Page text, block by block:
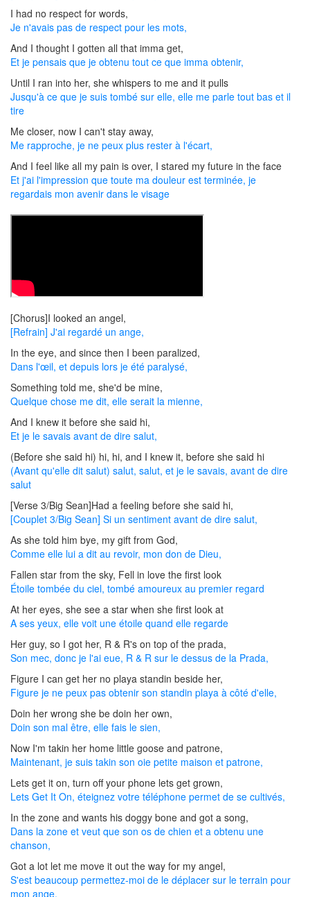
I had no respect for words,
Je n'avais pas de respect pour les mots,
And I thought I gotten all that imma get,
Et je pensais que je obtenu tout ce que imma obtenir,
Until I ran into her, she whispers to me and it pulls
Jusqu'à ce que je suis tombé sur elle, elle me parle tout bas et il
tire
Me closer, now I can't stay away,
Me rapproche, je ne peux plus rester à l'écart,
And I feel like all my pain is over, I stared my future in the face
Et j'ai l'impression que toute ma douleur est terminée, je
regardais mon avenir dans le visage
[Chorus]I looked an angel,
[Refrain] J'ai regardé un ange,
In the eye, and since then I been paralized,
Dans l'œil, et depuis lors je été paralysé,
Something told me, she'd be mine,
Quelque chose me dit, elle serait la mienne,
And I knew it before she said hi,
Et je le savais avant de dire salut,
(Before she said hi) hi, hi, and I knew it, before she said hi
(Avant qu'elle dit salut) salut, salut, et je le savais, avant de dire
salut
[Verse 3/Big Sean]Had a feeling before she said hi,
[Couplet 3/Big Sean] Si un sentiment avant de dire salut,
As she told him bye, my gift from God,
Comme elle lui a dit au revoir, mon don de Dieu,
Fallen star from the sky, Fell in love the first look
Étoile tombée du ciel, tombé amoureux au premier regard
At her eyes, she see a star when she first look at
A ses yeux, elle voit une étoile quand elle regarde
Her guy, so I got her, R & R's on top of the prada,
Son mec, donc je l'ai eue, R & R sur le dessus de la Prada,
Figure I can get her no playa standin beside her,
Figure je ne peux pas obtenir son standin playa à côté d'elle,
Doin her wrong she be doin her own,
Doin son mal être, elle fais le sien,
Now I'm takin her home little goose and patrone,
Maintenant, je suis takin son oie petite maison et patrone,
Lets get it on, turn off your phone lets get grown,
Lets Get It On, éteignez votre téléphone permet de se cultivés,
In the zone and wants his doggy bone and got a song,
Dans la zone et veut que son os de chien et a obtenu une
chanson,
Got a lot let me move it out the way for my angel,
S'est beaucoup permettez-moi de le déplacer sur le terrain pour
mon ange,